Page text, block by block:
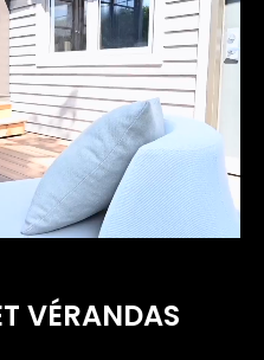
VÉRANDAS